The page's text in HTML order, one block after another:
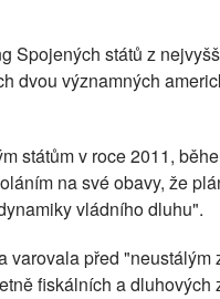
Spojených států z
dvou významných
státům v roce 2011,
na své obavy, že
vládního dluhu".
varovala před "neustálým
fiskálních a dluhových